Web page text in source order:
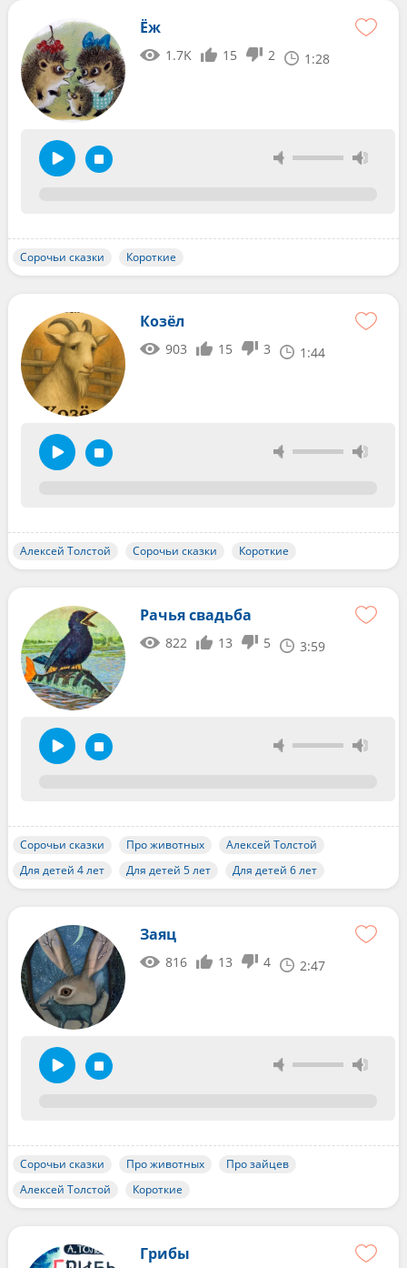
Ёж
1.7K 15 2 1:28
Сорочьи сказки Короткие
Козёл
903 15 3 1:44
Алексей Толстой Сорочьи сказки Короткие
Рачья свадьба
822 13 5 3:59
Сорочьи сказки Про животных
Алексей Толстой
Для детей 4 лет
Для детей 5 лет Для детей 6 лет
Заяц
816 13 4 2:47
Сорочьи сказки Про животных
Про зайцев
Алексей Толстой
Короткие
Грибы